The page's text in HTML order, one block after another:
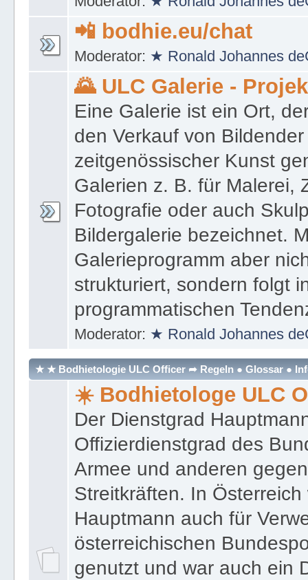
📲 bodhie.eu/chat
Moderator: ★ Ronald Johannes
🌄 ULC Galerie -
Eine Galerie ist ein Ort,
den Verkauf von
zeitgenössischer Kunst
Galerien z. B. für Malerei,
Fotografie oder auch
Bildergalerie bezeichnet.
Galerieprogramm aber
strukturiert, sondern folgt
programmatischen
Moderator: ★ Ronald Johannes
★ ★ Bodhietologie ULC Officer ➦ Regeln ● Glossar ●
☀️ Bodhietologe ULC
Der Dienstgrad
Offizierdienstgrad des
Armee und anderen
Streitkräften. In
Hauptmann auch für
österreichischen
genutzt und war auch ein